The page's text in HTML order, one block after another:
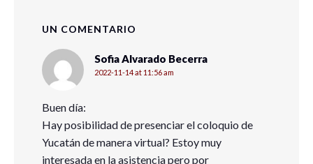
UN COMENTARIO
Sofia Alvarado Becerra
2022-11-14 at 11:56 am
Buen día:
Hay posibilidad de presenciar el coloquio de
Yucatán de manera virtual? Estoy muy
interesada en la asistencia pero por